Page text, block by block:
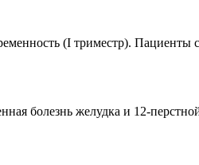
(I триместр).
болезнь желудка и 12-